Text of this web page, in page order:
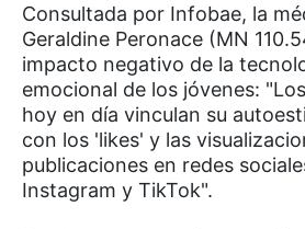
Consultada por Infobae, la
Geraldine Peronace (MN
impacto negativo de la
emocional de los jóvenes:
hoy en día vinculan su
con los 'likes' y las
publicaciones en redes
Instagram y TikTok".